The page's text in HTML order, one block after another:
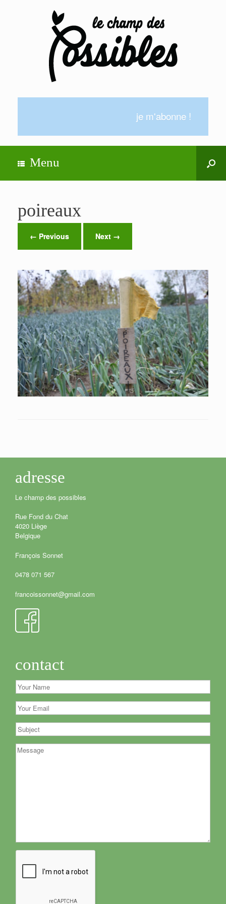
je m'abonne !
Menu
poireaux
← Previous Next →
adresse
Le champ des possibles
Rue Fond du Chat
4020 Liège
Belgique
François Sonnet
0478 071 567
francoissonnet@gmail.com
contact